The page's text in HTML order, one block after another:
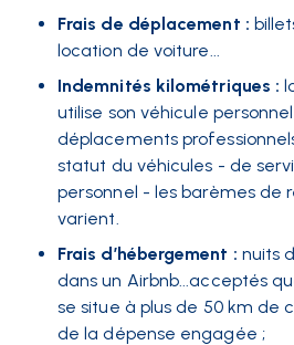
Frais de déplacement :
location de voiture...
Indemnités kilométriques :
utilise son véhicule
déplacements
statut du véhicules - de
personnel - les barèmes de
varient.
Frais d’hébergement : nuits
dans un Airbnb...acceptés
se situe à plus de 50 km de
de la dépense engagée ;